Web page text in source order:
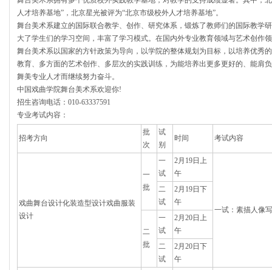
人才培养基地”，北京星光被评为“北京市级校外人才培养基地”。
舞台美术系建立的国际联合教学、创作、研究体系，锻炼了教师们的国际教学
大了学生们的学习空间，丰富了学习模式。在国内外专业教育领域与艺术创作
舞台美术系以国家的方针政策为导向，以学院的整体规划为目标，以培养优秀
教育、多方面的艺术创作、多层次的实践训练，为能培养出更多更好的、能肩
舞美专业人才而继续努力奋斗。
中国戏曲学院舞台美术系欢迎你!
招生咨询电话：010-63337591
专业考试内容：
招考方向
批
次
试
别
时间 考试内容
戏曲舞台设计化装造型设计戏曲服装
设计
一
批
一
试
2月19日上
午
一试：素描人像
二
试
2月19日下
午
二
批
一
试
2月20日上
午
二
试
2月20日下
午